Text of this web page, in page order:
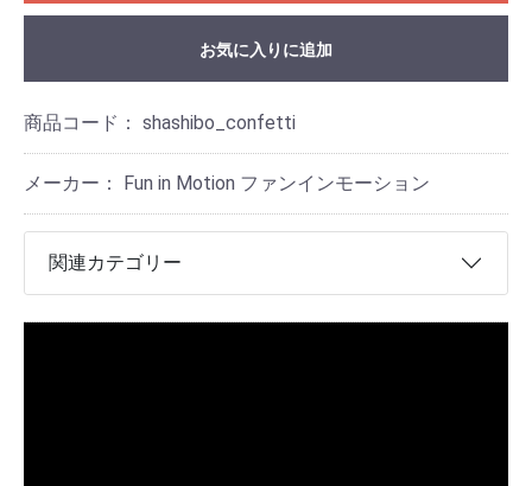
お気に入りに追加
商品コード： shashibo_confetti
メーカー： Fun in Motion ファンインモーション
関連カテゴリー